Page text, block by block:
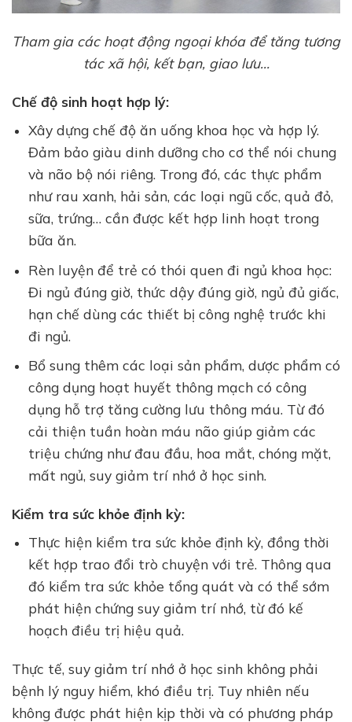
Tham gia các hoạt động ngoại khóa để tăng tương
tác xã hội, kết bạn, giao lưu…
Chế độ sinh hoạt hợp lý:
Xây dựng chế độ ăn uống khoa học và hợp lý.
Đảm bảo giàu dinh dưỡng cho cơ thể nói chung
và não bộ nói riêng. Trong đó, các thực phẩm
như rau xanh, hải sản, các loại ngũ cốc, quả đỏ,
sữa, trứng… cần được kết hợp linh hoạt trong
bữa ăn.
Rèn luyện để trẻ có thói quen đi ngủ khoa học:
Đi ngủ đúng giờ, thức dậy đúng giờ, ngủ đủ giấc,
hạn chế dùng các thiết bị công nghệ trước khi
đi ngủ.
Bổ sung thêm các loại sản phẩm, dược phẩm có
công dụng hoạt huyết thông mạch có công
dụng hỗ trợ tăng cường lưu thông máu. Từ đó
cải thiện tuần hoàn máu não giúp giảm các
triệu chứng như đau đầu, hoa mắt, chóng mặt,
mất ngủ, suy giảm trí nhớ ở học sinh.
Kiểm tra sức khỏe định kỳ:
Thực hiện kiểm tra sức khỏe định kỳ, đồng thời
kết hợp trao đổi trò chuyện với trẻ. Thông qua
đó kiểm tra sức khỏe tổng quát và có thể sớm
phát hiện chứng suy giảm trí nhớ, từ đó kế
hoạch điều trị hiệu quả.
Thực tế, suy giảm trí nhớ ở học sinh không phải
bệnh lý nguy hiểm, khó điều trị. Tuy nhiên nếu
không được phát hiện kịp thời và có phương pháp